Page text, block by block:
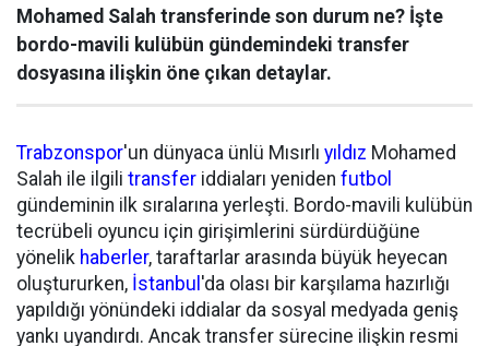
Mohamed Salah transferinde son durum ne? İşte
bordo-mavili kulübün gündemindeki transfer
dosyasına ilişkin öne çıkan detaylar.
Trabzonspor'un dünyaca ünlü Mısırlı yıldız Mohamed
Salah ile ilgili transfer iddiaları yeniden futbol
gündeminin ilk sıralarına yerleşti. Bordo-mavili kulübün
tecrübeli oyuncu için girişimlerini sürdürdüğüne
yönelik haberler, taraftarlar arasında büyük heyecan
oluştururken, İstanbul 'da olası bir karşılama hazırlığı
yapıldığı yönündeki iddialar da sosyal medyada geniş
yankı uyandırdı. Ancak transfer sürecine ilişkin resmi